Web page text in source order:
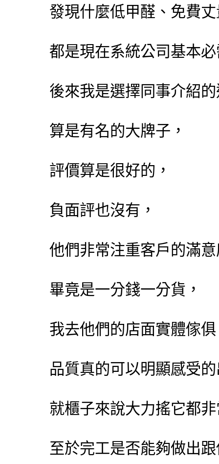
發現什麼低甲醛、免費
都是現在系統公司基本
後來我是選擇同事介紹
算是有名的大牌子，
評價算是很好的，
負面評也沒有，
他們非常注重客戶的滿
畢竟是一分錢一分貨，
我去他們的店面實體傢
品質真的可以明顯感受
就櫃子來說大力搖它都
至於完工是否能夠做出